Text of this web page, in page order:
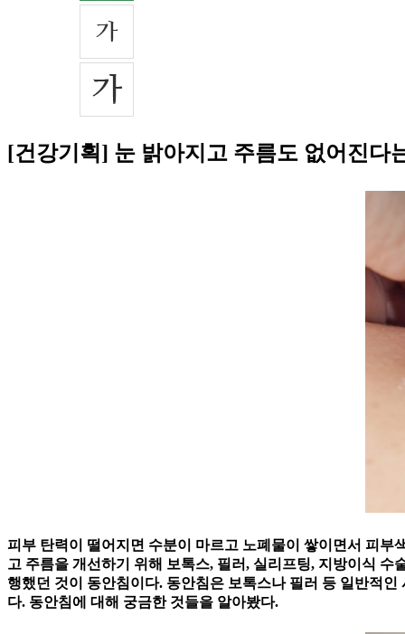
[건강기획] 눈 밝아지고 주름도 없어진다
피부 탄력이 떨어지면 수분이 마르고 노폐물이 쌓이면서 피
고 주름을 개선하기 위해 보톡스, 필러, 실리프팅, 지방이식
행했던 것이 동안침이다. 동안침은 보톡스나 필러 등 일반적
다. 동안침에 대해 궁금한 것들을 알아봤다.